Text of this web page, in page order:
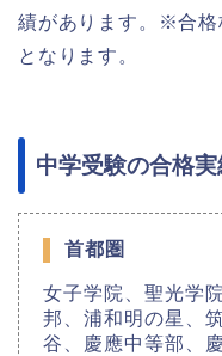
績があります。※合格
となります。
中学受験の合格実
首都圏
女子学院、聖光学
邦、浦和明の星、
谷、慶應中等部、